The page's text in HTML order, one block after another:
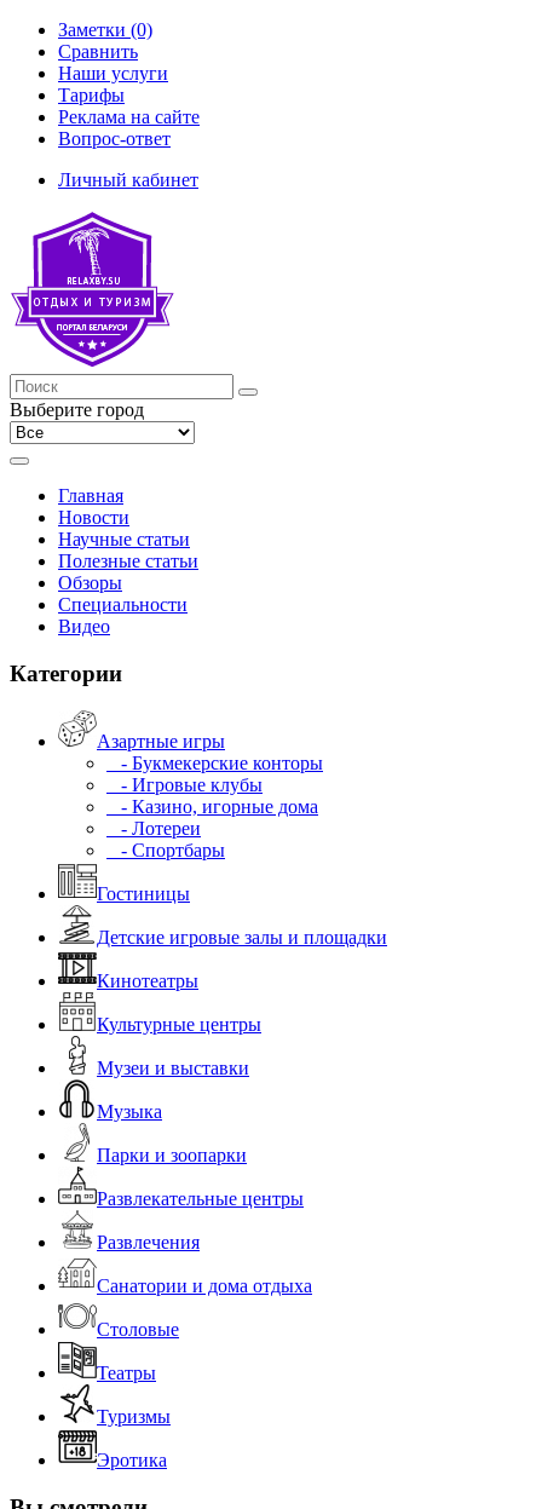
Заметки (0)
Сравнить
Наши услуги
Тарифы
Реклама на сайте
Вопрос-ответ
Личный кабинет
Выберите город
Главная
Новости
Научные статьи
Полезные статьи
Обзоры
Специальности
Видео
Категории
Азартные игры
- Букмекерские конторы
- Игровые клубы
- Казино, игорные дома
- Лотереи
- Спортбары
Гостиницы
Детские игровые залы и площадки
Кинотеатры
Культурные центры
Музеи и выставки
Музыка
Парки и зоопарки
Развлекательные центры
Развлечения
Санатории и дома отдыха
Столовые
Театры
Туризмы
Эротика